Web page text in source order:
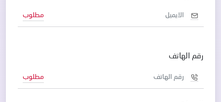
مطلوب
رقم الهاتف
مطلوب